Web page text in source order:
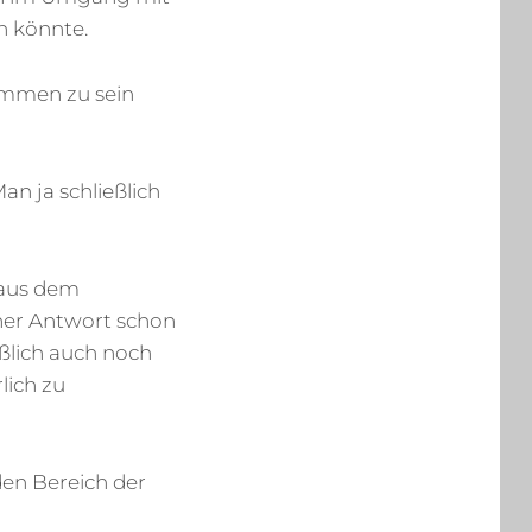
könnte.
zu sein
ja schließlich
dem
Antwort schon
auch noch
zu
Bereich der